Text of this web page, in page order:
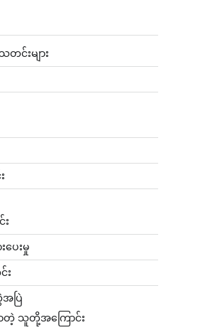
းများ
ေးမှု
း
ပြဲ
တဲ့ သူတို့အကြောင်း